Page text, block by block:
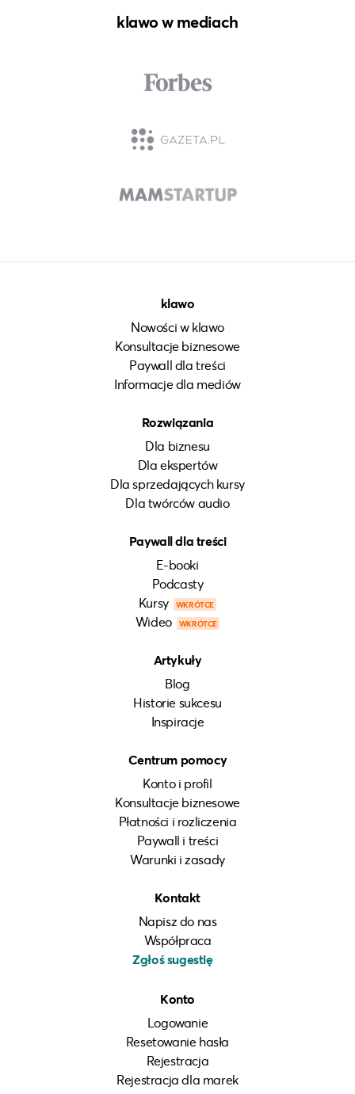
klawo w mediach
klawo
Nowości w klawo
Konsultacje biznesowe
Paywall dla treści
Informacje dla mediów
Rozwiązania
Dla biznesu
Dla ekspertów
Dla sprzedających kursy
Dla twórców audio
Paywall dla treści
E-booki
Podcasty
Kursy
WKRÓTCE
Wideo WKRÓTCE
Artykuły
Blog
Historie sukcesu
Inspiracje
Centrum pomocy
Konto i profil
Konsultacje biznesowe
Płatności i rozliczenia
Paywall i treści
Warunki i zasady
Kontakt
Napisz do nas
Współpraca
Zgłoś sugestię
Konto
Logowanie
Resetowanie hasła
Rejestracja
Rejestracja dla marek